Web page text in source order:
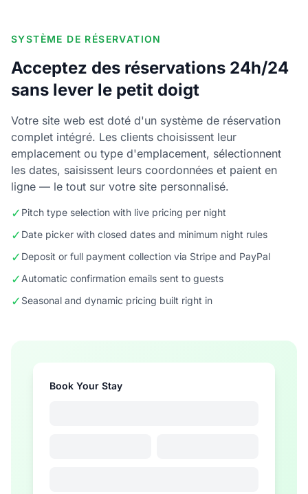
SYSTÈME DE RÉSERVATION
Acceptez des réservations 24h/24
sans lever le petit doigt
Votre site web est doté d'un système de réservation
complet intégré. Les clients choisissent leur
emplacement ou type d'emplacement, sélectionnent
les dates, saisissent leurs coordonnées et paient en
ligne — le tout sur votre site personnalisé.
✓ Pitch type selection with live pricing per night
✓ Date picker with closed dates and minimum night rules
✓ Deposit or full payment collection via Stripe and PayPal
✓ Automatic confirmation emails sent to guests
✓ Seasonal and dynamic pricing built right in
Book Your Stay